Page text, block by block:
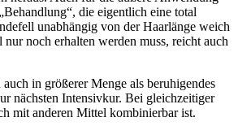
die eigentlich eine total
unabhängig von der Haarlänge weich
noch erhalten werden muss, reicht auch
in größerer Menge als beruhigendes
nächsten Intensivkur. Bei gleichzeitiger
mit anderen Mittel kombinierbar ist.